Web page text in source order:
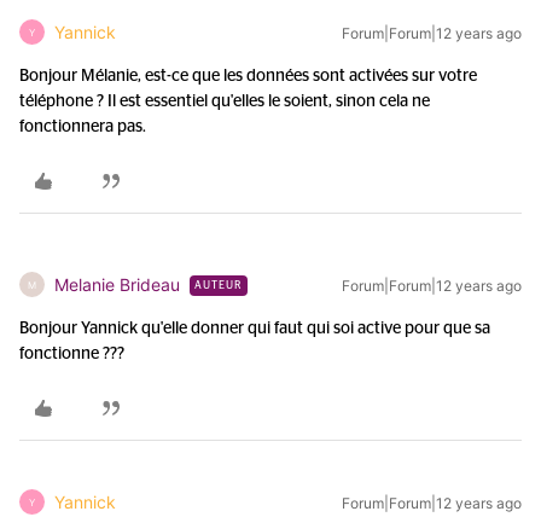
Y Yannick Forum|Forum|12 years ago
Bonjour Mélanie, est-ce que les données sont activées sur votre
téléphone ? Il est essentiel qu'elles le soient, sinon cela ne
fonctionnera pas.
M Melanie Brideau AUTEUR Forum|Forum|12 years ago
Bonjour Yannick qu'elle donner qui faut qui soi active pour que sa
fonctionne ???
Y Yannick Forum|Forum|12 years ago